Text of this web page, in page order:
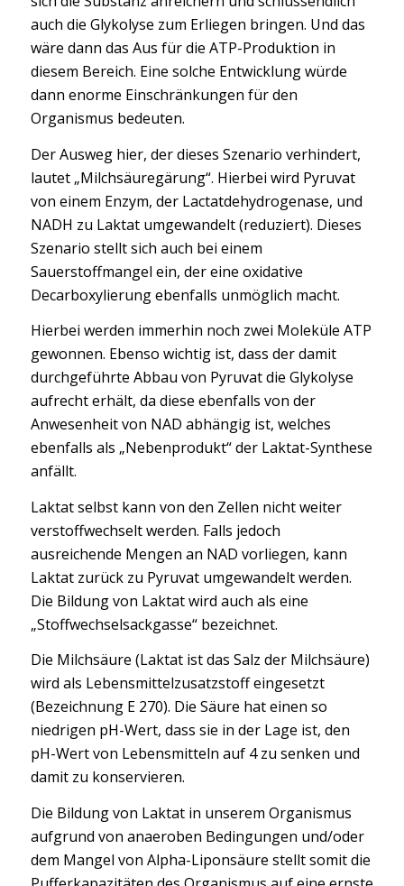
auch die Glykolyse zum Erliegen bringen. Und das
wäre dann das Aus für die ATP-Produktion in
diesem Bereich. Eine solche Entwicklung würde
dann enorme Einschränkungen für den
Organismus bedeuten.
Der Ausweg hier, der dieses Szenario verhindert,
lautet „Milchsäuregärung“. Hierbei wird Pyruvat
von einem Enzym, der Lactatdehydrogenase, und
NADH zu Laktat umgewandelt (reduziert). Dieses
Szenario stellt sich auch bei einem
Sauerstoffmangel ein, der eine oxidative
Decarboxylierung ebenfalls unmöglich macht.
Hierbei werden immerhin noch zwei Moleküle ATP
gewonnen. Ebenso wichtig ist, dass der damit
durchgeführte Abbau von Pyruvat die Glykolyse
aufrecht erhält, da diese ebenfalls von der
Anwesenheit von NAD abhängig ist, welches
ebenfalls als „Nebenprodukt“ der Laktat-Synthese
anfällt.
Laktat selbst kann von den Zellen nicht weiter
verstoffwechselt werden. Falls jedoch
ausreichende Mengen an NAD vorliegen, kann
Laktat zurück zu Pyruvat umgewandelt werden.
Die Bildung von Laktat wird auch als eine
„Stoffwechselsackgasse“ bezeichnet.
Die Milchsäure (Laktat ist das Salz der Milchsäure)
wird als Lebensmittelzusatzstoff eingesetzt
(Bezeichnung E 270). Die Säure hat einen so
niedrigen pH-Wert, dass sie in der Lage ist, den
pH-Wert von Lebensmitteln auf 4 zu senken und
damit zu konservieren.
Die Bildung von Laktat in unserem Organismus
aufgrund von anaeroben Bedingungen und/oder
dem Mangel von Alpha-Liponsäure stellt somit die